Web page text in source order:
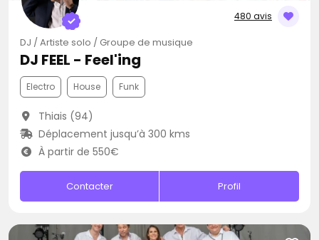
480 avis
DJ / Artiste solo / Groupe de musique
DJ FEEL - Feel'ing
Electro House Funk
Thiais (94)
Déplacement jusqu’à 300 kms
À partir de 550€
Contacter Profil